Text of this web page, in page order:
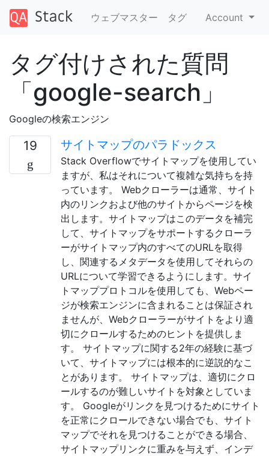
ウェブマスター タグ Account
タグ付けされた質問
「google-search」
Googleの検索エンジン
19 サイトマップのパラドックス
Stack Overflowでサイトマップを使用してい
ますが、私はそれについて複雑な気持ちを持
っています。 Webクローラーは通常、サイト
内のリンクおよび他のサイトからページを検
出します。サイトマップはこのデータを補完
して、サイトマップをサポートするクローラ
ーがサイトマップ内のすべてのURLを取得
し、関連するメタデータを使用してそれらの
URLについて学習できるようにします。サイ
トマッププロトコルを使用しても、Webペー
ジが検索エンジンに含まれることは保証され
ませんが、Webクローラーがサイトをより適
切にクロールするためのヒントを提供しま
す。 サイトマップに関する2年の経験に基づ
いて、サイトマップには根本的に逆説的なこ
とがあります。 サイトマップは、適切にクロ
ールするのが難しいサイトを対象としていま
す。 Googleがリンクを見つけるためにサイト
を正常にクロールできない場合でも、サイト
マップでそれを見つけることができる場合、
サイトマップリンクに重みを与えず、インデ